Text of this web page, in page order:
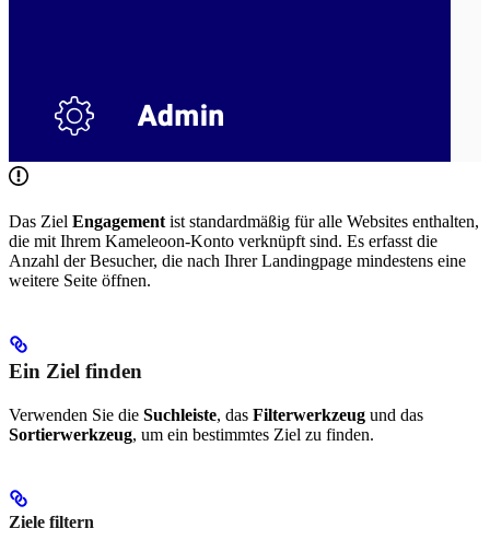
Das Ziel Engagement ist standardmäßig für alle Websites enthalten,
die mit Ihrem Kameleoon-Konto verknüpft sind. Es erfasst die
Anzahl der Besucher, die nach Ihrer Landingpage mindestens eine
weitere Seite öffnen.
Ein Ziel finden
Verwenden Sie die Suchleiste, das Filterwerkzeug und das
Sortierwerkzeug, um ein bestimmtes Ziel zu finden.
Ziele filtern